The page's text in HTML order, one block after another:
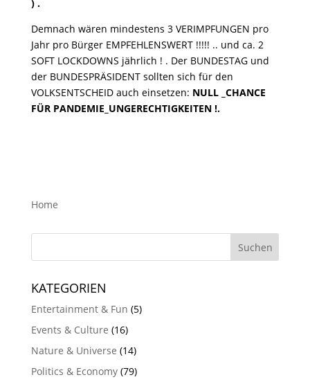
) .
Demnach wären mindestens 3 VERIMPFUNGEN pro
Jahr pro Bürger EMPFEHLENSWERT !!!!! .. und ca. 2
SOFT LOCKDOWNS jährlich ! . Der BUNDESTAG und
der BUNDESPRÄSIDENT sollten sich für den
VOLKSENTSCHEID auch einsetzen: NULL _CHANCE
FÜR PANDEMIE_UNGERECHTIGKEITEN !.
Home
KATEGORIEN
Entertainment & Fun (5)
Events & Culture (16)
Nature & Universe (14)
Politics & Economy(79)